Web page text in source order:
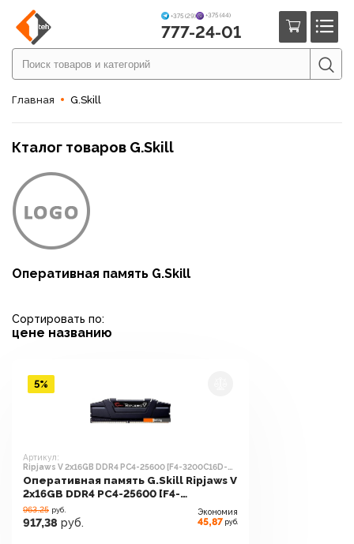
+375 (29) +375 (44)
777-24-01
Главная G.Skill
Кталог товаров G.Skill
Оперативная память G.Skill
Сортировать по:
цене названию
Артикул:
Ripjaws V 2x16GB DDR4 PC4-25600 [F4-3200C16D-
32GVK]
Оперативная память G.Skill Ripjaws V
2x16GB DDR4 PC4-25600 [F4-
3200C16D-32GVK]
963.25 руб.
917,38 руб.
Экономия
45,87 руб.
5%